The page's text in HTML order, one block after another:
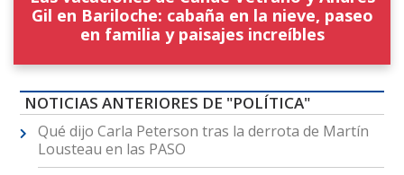
Gil en Bariloche: cabaña en la nieve, paseo
en familia y paisajes increíbles
NOTICIAS ANTERIORES DE "POLÍTICA"
Qué dijo Carla Peterson tras la derrota de Martín
Lousteau en las PASO